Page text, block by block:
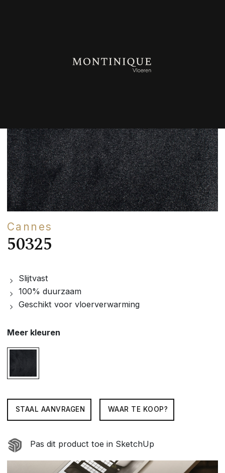
Cannes
50325
Slijtvast
100% duurzaam
Geschikt voor vloerverwarming
Meer kleuren
STAAL AANVRAGEN WAAR TE KOOP?
Pas dit product toe in SketchUp